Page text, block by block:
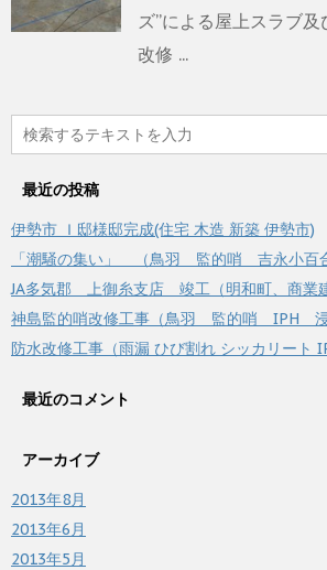
ズ”による屋上スラブ
改修 ...
最近の投稿
伊勢市 Ｉ邸様邸完成(住宅 木造 新築 伊勢市)
「潮騒の集い」 （鳥羽 監的哨 吉永小百
JA多気郡 上御糸支店 竣工（明和町、商業建
神島監的哨改修工事（鳥羽 監的哨 IPH 浸
防水改修工事（雨漏 ひび割れ シッカリート
最近のコメント
アーカイブ
2013年8月
2013年6月
2013年5月